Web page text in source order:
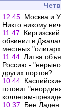
12:45 Москва и
Никто никому
11:47
обвинил в
местных
11:44 Литва
Россию -
других портов?
10:44
готовит
коллегам-
10:37
Бен Ладен